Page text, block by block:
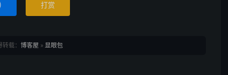
) 打赏
载： 博客屋 » 显眼包